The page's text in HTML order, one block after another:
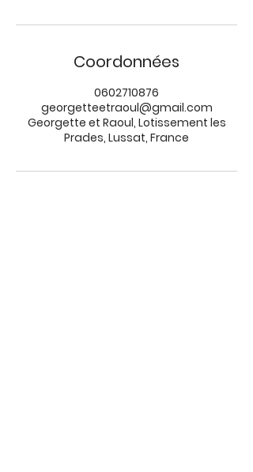
Coordonnées
0602710876
georgetteetraoul@gmail.com
Georgette et Raoul, Lotissement les
Prades, Lussat, France